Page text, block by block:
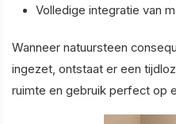
Volledige integratie van
Wanneer natuursteen
ingezet, ontstaat er een
ruimte en gebruik perfect op